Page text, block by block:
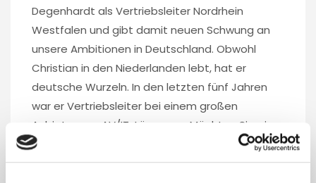
Degenhardt als Vertriebsleiter Nordrhein
Westfalen und gibt damit neuen Schwung an
unsere Ambitionen in Deutschland. Obwohl
Christian in den Niederlanden lebt, hat er
deutsche Wurzeln. In den letzten fünf Jahren
war er Vertriebsleiter bei einem großen
Anbieter von AV/IT-Lösungen. Möchten Sie eine
Tasse Kaffee trinken und sich kennenlernen?
Kein Problem. Mail: